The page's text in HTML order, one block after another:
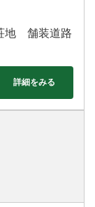
地 舗装道路
詳細をみる